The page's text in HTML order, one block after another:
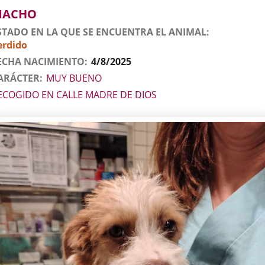
EN LA QUE SE ENCUENTRA EL ANIMAL
NACIMIENTO 4/8/2025
MUY BUENO
EN CALLE MADRE DE DIOS